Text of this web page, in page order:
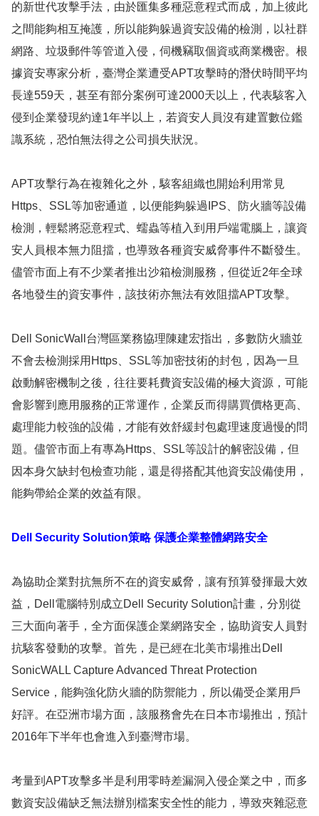
的新世代攻擊手法，由於匯集多種惡意程式而成，加上彼此
之間能夠相互掩護，所以能夠躲過資安設備的檢測，以社群
網路、垃圾郵件等管道入侵，伺機竊取個資或商業機密。根
據資安專家分析，臺灣企業遭受APT攻擊時的潛伏時間平均
長達559天，甚至有部分案例可達2000天以上，代表駭客入
侵到企業發現約達1年半以上，若資安人員沒有建置數位鑑
識系統，恐怕無法得之公司損失狀況。
APT攻擊行為在複雜化之外，駭客組織也開始利用常見
Https、SSL等加密通道，以便能夠躲過IPS、防火牆等設備
檢測，輕鬆將惡意程式、蠕蟲等植入到用戶端電腦上，讓資
安人員根本無力阻擋，也導致各種資安威脅事件不斷發生。
儘管市面上有不少業者推出沙箱檢測服務，但從近2年全球
各地發生的資安事件，該技術亦無法有效阻擋APT攻擊。
Dell SonicWall台灣區業務協理陳建宏指出，多數防火牆並
不會去檢測採用Https、SSL等加密技術的封包，因為一旦
啟動解密機制之後，往往要耗費資安設備的極大資源，可能
會影響到應用服務的正常運作，企業反而得購買價格更高、
處理能力較強的設備，才能有效舒緩封包處理速度過慢的問
題。儘管市面上有專為Https、SSL等設計的解密設備，但
因本身欠缺封包檢查功能，還是得搭配其他資安設備使用，
能夠帶給企業的效益有限。
Dell Security Solution策略 保護企業整體網路安全
為協助企業對抗無所不在的資安威脅，讓有預算發揮最大效
益，Dell電腦特別成立Dell Security Solution計畫，分別從
三大面向著手，全方面保護企業網路安全，協助資安人員對
抗駭客發動的攻擊。首先，是已經在北美市場推出Dell
SonicWALL Capture Advanced Threat Protection
Service，能夠強化防火牆的防禦能力，所以備受企業用戶
好評。在亞洲市場方面，該服務會先在日本市場推出，預計
2016年下半年也會進入到臺灣市場。
考量到APT攻擊多半是利用零時差漏洞入侵企業之中，而多
數資安設備缺乏無法辦別檔案安全性的能力，導致夾雜惡意